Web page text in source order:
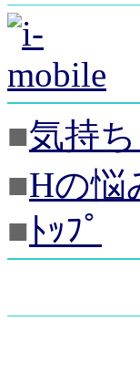
■気持
■Hの悩
■ ﾄｯﾌﾟ